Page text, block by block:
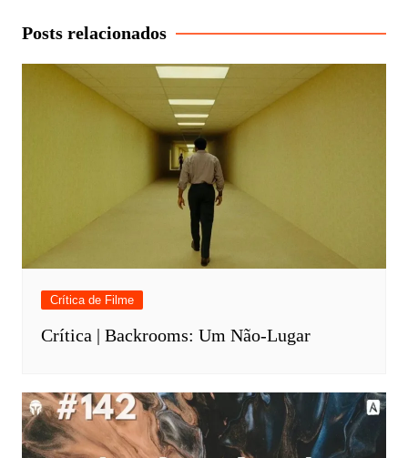
Post
Posts relacionados
Crítica de Filme
Crítica | Backrooms: Um Não-Lugar